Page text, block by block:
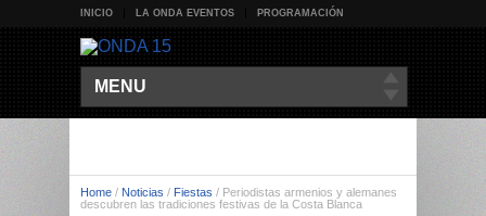
INICIO LA ONDA EVENTOS PROGRAMACIÓN
MENU
Home / Noticias / Fiestas / Periodistas armenios y alemanes
descubren las tradiciones festivas de la Costa Blanca